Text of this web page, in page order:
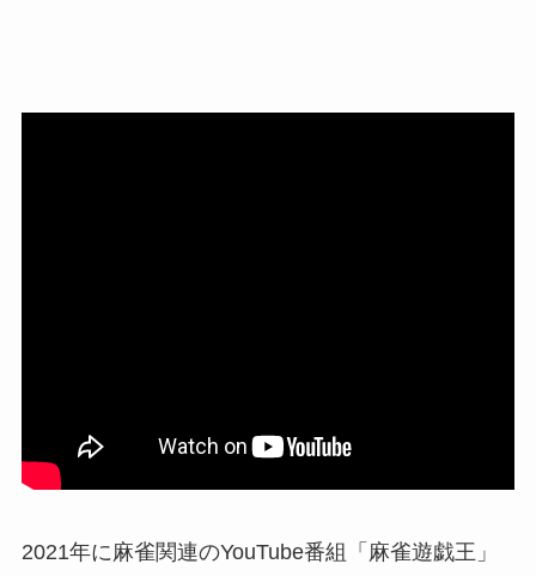
2021年に麻雀関連のYouTube番組「麻雀遊戯王」